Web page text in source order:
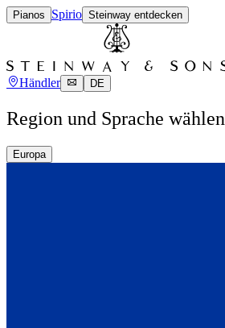
Pianos Spirio Steinway entdecken
Händler DE
Region und Sprache wählen
Europa